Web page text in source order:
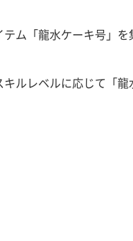
ム「龍水ケーキ号」
ルレベルに応じて「